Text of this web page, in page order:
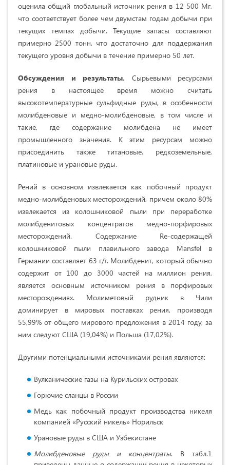
оценила общий глобальный источник рения в 12 500 Мг,
что соответствует более чем двумстам годам добычи при
текущих темпах добычи. Текущие запасы составляют
примерно 2500 тонн, что достаточно для поддержания
текущего уровня добычи в течение примерно 50 лет.
Обсуждения и результаты. Сырьевыми ресурсами
рения в настоящее время можно считать
высокотемпературные сульфидные руды, в особенности
молибденовые и медно-молибденовые, в том числе и
такие, где содержание молибдена не имеет
промышленного значения. К этим ресурсам можно
присоединить также титановые, редкоземельные,
платиновые и урановые руды.
Рений в основном извлекается как побочный продукт
медно-молибденовых месторождений, причем около 80%
извлекается из колошниковой пыли при переработке
молибденитовых концентратов медно-порфировых
месторождений. Содержание Re-содержащей
колошниковой пыли плавильного завода Mansfel в
Германии составляет 63 г/т. Молибденит, который обычно
содержит от 100 до 3000 частей на миллион рения,
является основным источником рения в порфировых
месторождениях. Молиметовый рудник в Чили
доминирует в мировых поставках рения, производя
55,99% от общего мирового предложения в 2014 году, за
ним следуют США (19,04%) и Польша (17,02%).
Другими потенциальными источниками рения являются:
Вулканические газы на Курильских островах
Горючие сланцы в России
Медь как побочный продукт производства никеля
компанией «Русский никель» Норильск
Урановые руды в США и Узбекистане
Молибденовые руды и концентраты. В табл.1